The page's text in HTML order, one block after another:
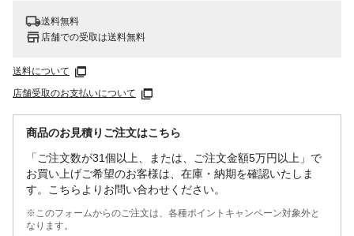
送料無料
店舗での受取は送料無料
送料について
店舗受取のお支払いについて
商品のお見積りご注文はこちら
「ご注文数が31個以上、または、ご注文金額5万円以上」で
お買い上げご希望のお客様は、在庫・納期を確認いたしま
す。こちらよりお問い合わせください。
※このフォームからのご注文は、各種ポイントキャンペーン対象外と
なります。